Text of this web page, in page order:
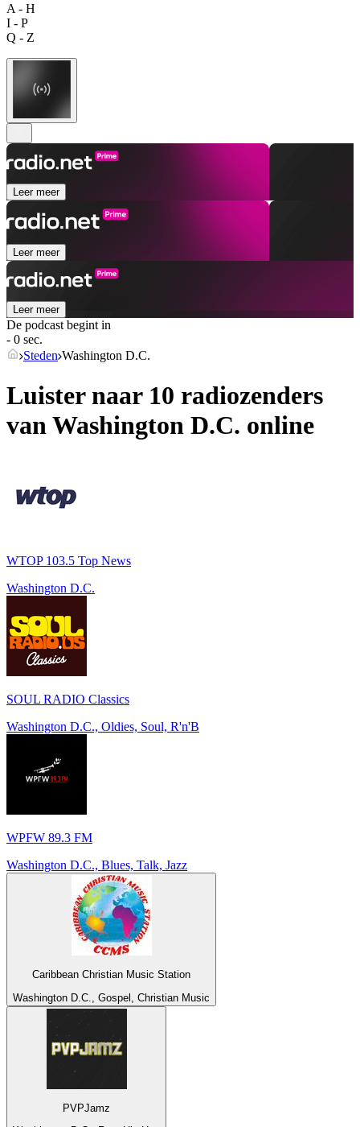
A - H
I - P
Q - Z
Leer meer
Leer meer
Leer meer
De podcast begint in
- 0 sec.
Steden Washington D.C.
Luister naar 10 radiozenders
van Washington D.C. online
WTOP 103.5 Top News
Washington D.C.
SOUL RADIO Classics
Washington D.C., Oldies, Soul, R'n'B
WPFW 89.3 FM
Washington D.C., Blues, Talk, Jazz
Caribbean Christian Music Station
Washington D.C., Gospel, Christian Music
PVPJamz